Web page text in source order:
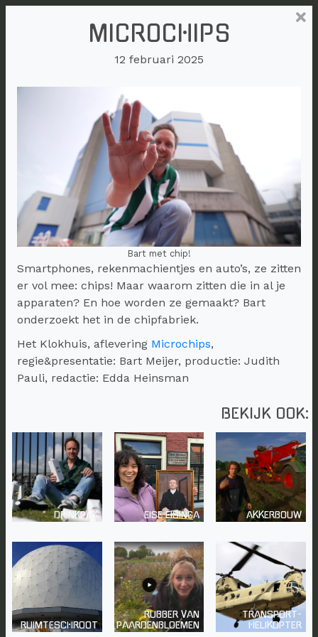
MICROCHIPS
12 februari 2025
Bart met chip!
Smartphones, rekenmachientjes en auto’s, ze zitten
er vol mee: chips! Maar waarom zitten die in al je
apparaten? En hoe worden ze gemaakt? Bart
onderzoekt het in de chipfabriek.
Het Klokhuis, aflevering Microchips,
regie&presentatie: Bart Meijer, productie: Judith
Pauli, redactie: Edda Heinsman
BEKIJK OOK:
DRINKPAK EISE EISINGA AKKERBOUW
RUIMTESCHROOT
RUBBER VAN
PAARDENBLOEMEN
TRANSPORT-
HELIKOPTER